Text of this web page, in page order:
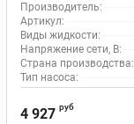
Производитель:
Артикул:
Виды жидкости:
Напряжение сети, В:
Страна производства:
Тип насоса:
4 927 руб